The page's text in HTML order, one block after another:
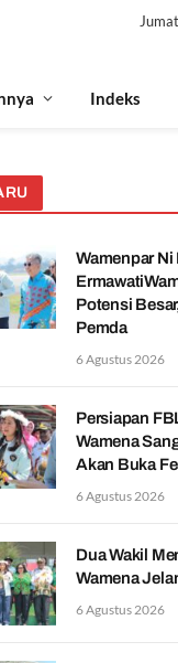
Indeks
Wamenpar
Potensi
Pemda
6 Agustus 2026
Persiapan
Wamena
Akan Buka
6 Agustus 2026
Dua Wakil
Wamena
6 Agustus 2026